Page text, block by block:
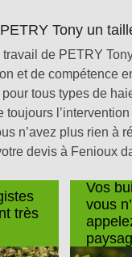
Tony un
de PETRY
et de compétence
tous types de
n’avez plus rien à
devis à Fenioux
très
Vos
vous